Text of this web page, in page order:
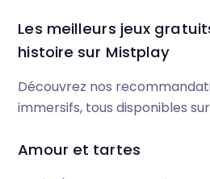
Les meilleurs jeux
histoire sur Mistplay
Découvrez nos
immersifs, tous disponibles
Amour et tartes